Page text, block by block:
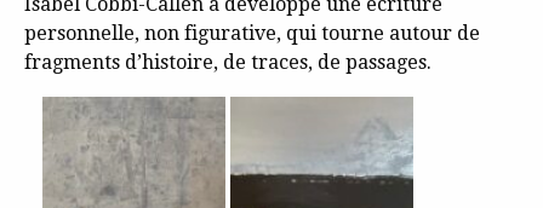
personnelle, non figurative, qui tourne autour de
fragments d’histoire, de traces, de passages.